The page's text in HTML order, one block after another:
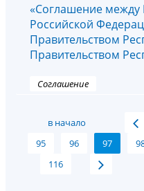
«Соглашение между
Российской
Правительством
Правительством
Соглашение
в начало
95
96 97
116